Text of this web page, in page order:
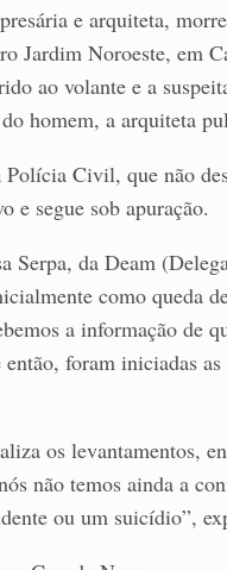
e arquiteta,
Jardim Noroeste, em
ao volante e a
homem, a arquiteta
Civil, que não
e segue sob apuração.
Serpa, da Deam
como queda
a informação de
foram iniciadas
os levantamentos,
não temos ainda a
ou um suicídio”,